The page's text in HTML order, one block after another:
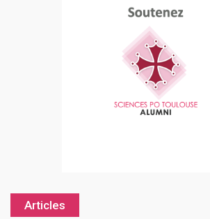
Articles